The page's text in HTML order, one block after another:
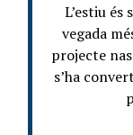
L’estiu
vegada
projecte
s’ha